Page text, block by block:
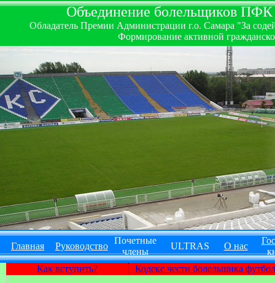
Объединение болельщиков
Обладатель Премии Администрации г.о. Самара "За
Формирование активной
Главная Руководство
Почетные
члены
ULTRAS О нас
Как вступить?
Кодекс чести болельщика